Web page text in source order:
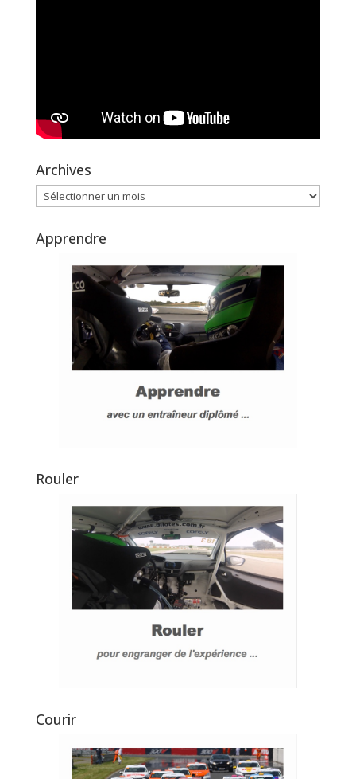
Archives
Archives
Apprendre
Rouler
Courir